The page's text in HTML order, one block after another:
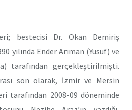
bestecisi Dr. Okan Demiriş
yılında Ender Arıman (Yusuf) ve
tarafından gerçekleştirilmişti.
son olarak, İzmir ve Mersin
tarafından 2008-09 döneminde